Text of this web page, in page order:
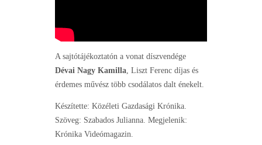
A sajtótájékoztatón a vonat díszvendége
Dévai Nagy Kamilla , Liszt Ferenc díjas és
érdemes művész több csodálatos dalt énekelt.
Készítette: Közéleti Gazdasági Krónika.
Szöveg: Szabados Julianna. Megjelenik:
Krónika Videómagazin.